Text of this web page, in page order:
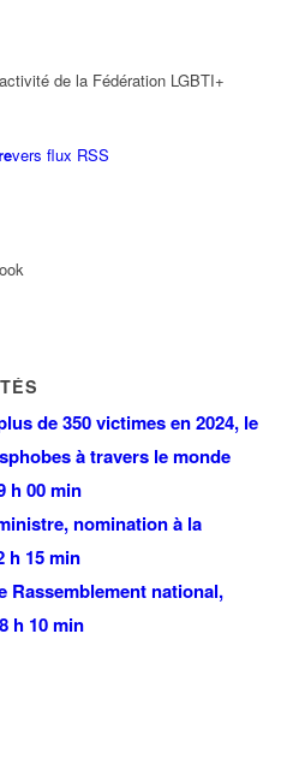
de la Fédération LGBTI+
vers flux RSS
de 350 victimes en 2024, le
à travers le monde
h 00 min
nomination à la
h 15 min
Rassemblement national,
h 10 min